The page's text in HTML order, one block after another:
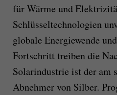
für Wärme und
Schlüsseltechnologien
globale Energiewende
Fortschritt treiben die
Solarindustrie ist der am
Abnehmer von Silber.